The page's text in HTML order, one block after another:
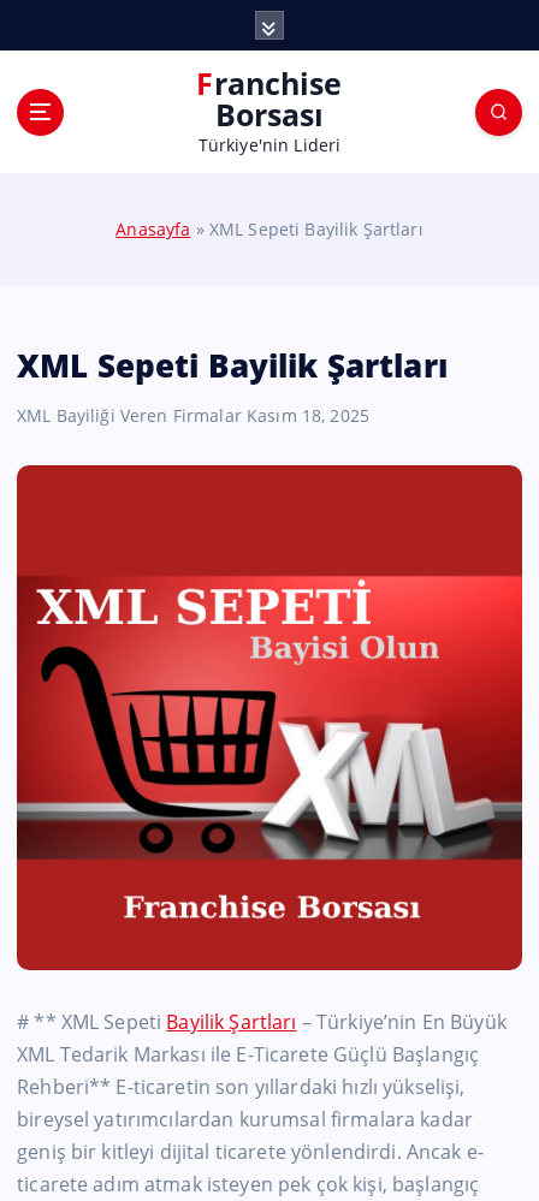
Franchise
Borsası
Türkiye'nin Lideri
Anasayfa » XML Sepeti Bayilik Şartları
XML Sepeti Bayilik Şartları
XML Bayiliği Veren Firmalar Kasım 18, 2025
# ** XML Sepeti Bayilik Şartları – Türkiye’nin En Büyük
XML Tedarik Markası ile E-Ticarete Güçlü Başlangıç
Rehberi** E-ticaretin son yıllardaki hızlı yükselişi,
bireysel yatırımcılardan kurumsal firmalara kadar
geniş bir kitleyi dijital ticarete yönlendirdi. Ancak e-
ticarete adım atmak isteyen pek çok kişi, başlangıç